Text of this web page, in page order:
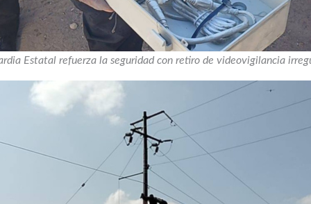
Estatal refuerza la seguridad con retiro de videovigilancia